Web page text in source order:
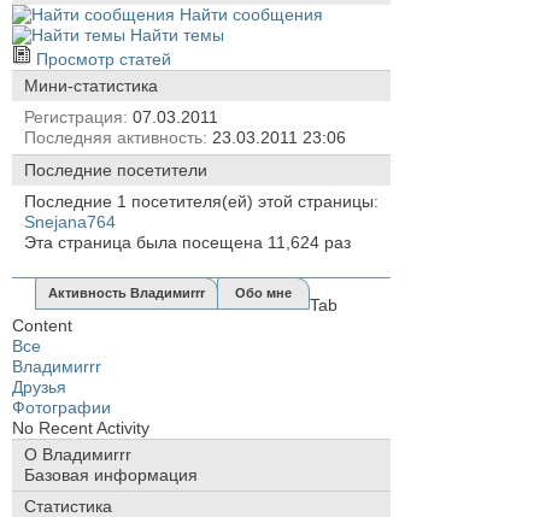
Найти сообщения
Найти темы
Просмотр статей
Мини-статистика
Регистрация 07.03.2011
Последняя активность 23.03.2011 23:06
Последние посетители
Последние 1 посетителя(ей) этой страницы:
Snejana764
Эта страница была посещена 11,624 раз
Активность Владимиrrr Обо мне
Tab
Content
Все
Владимиrrr
Друзья
Фотографии
No Recent Activity
О Владимиrrr
Базовая информация
Статистика